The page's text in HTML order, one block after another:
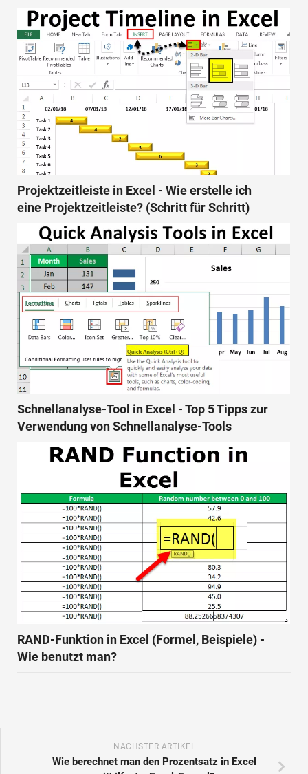
Projektzeitleiste in Excel - Wie erstelle ich
eine Projektzeitleiste? (Schritt für Schritt)
Schnellanalyse-Tool in Excel - Top 5 Tipps zur
Verwendung von Schnellanalyse-Tools
RAND-Funktion in Excel (Formel, Beispiele) -
Wie benutzt man?
NÄCHSTER ARTIKEL
Wie berechnet man den Prozentsatz in Excel